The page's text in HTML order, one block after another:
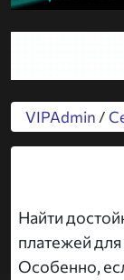
VIPAdmin /
Найти
платежей для
Особенно,